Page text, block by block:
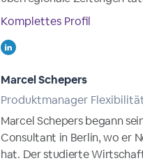
Komplettes Profil
Marcel Schepers
Produktmanager
Marcel Schepers begann
Consultant in Berlin, wo er
hat. Der studierte